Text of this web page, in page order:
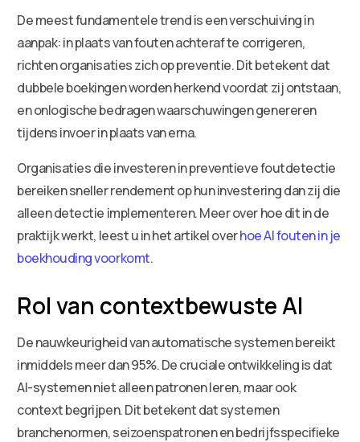
De meest fundamentele trend is een verschuiving in
aanpak: in plaats van fouten achteraf te corrigeren,
richten organisaties zich op preventie. Dit betekent dat
dubbele boekingen worden herkend voordat zij ontstaan,
en onlogische bedragen waarschuwingen genereren
tijdens invoer in plaats van erna.
Organisaties die investeren in preventieve foutdetectie
bereiken sneller rendement op hun investering dan zij die
alleen detectie implementeren. Meer over hoe dit in de
praktijk werkt, leest u in het artikel overhoe AI fouten in je
boekhouding voorkomt.
Rol van contextbewuste AI
De nauwkeurigheid van automatische systemen bereikt
inmiddels meer dan 95%. De cruciale ontwikkeling is dat
AI-systemen niet alleen patronen leren, maar ook
context begrijpen. Dit betekent dat systemen
branchenormen, seizoenspatronen en bedrijfsspecifieke